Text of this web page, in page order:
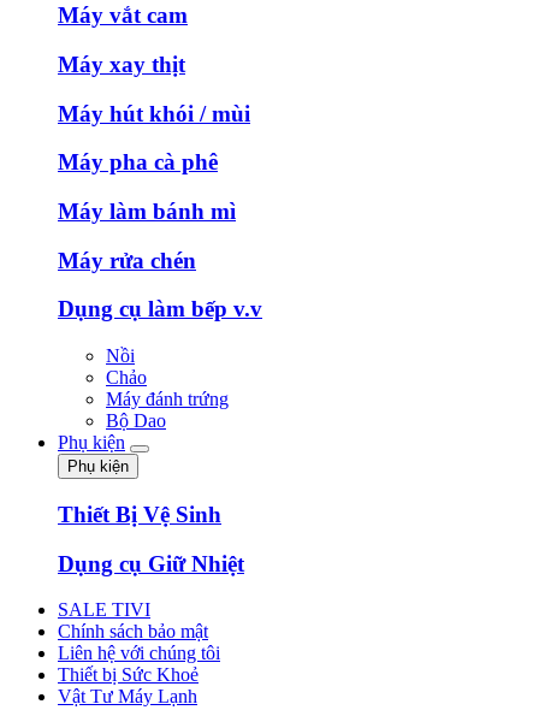
Máy vắt cam
Máy xay thịt
Máy hút khói / mùi
Máy pha cà phê
Máy làm bánh mì
Máy rửa chén
Dụng cụ làm bếp v.v
Nồi
Chảo
Máy đánh trứng
Bộ Dao
Phụ kiện
Phụ kiện
Thiết Bị Vệ Sinh
Dụng cụ Giữ Nhiệt
SALE TIVI
Chính sách bảo mật
Liên hệ với chúng tôi
Thiết bị Sức Khoẻ
Vật Tư Máy Lạnh